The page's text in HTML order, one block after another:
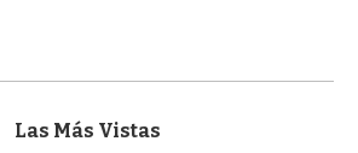
Las Más Vistas